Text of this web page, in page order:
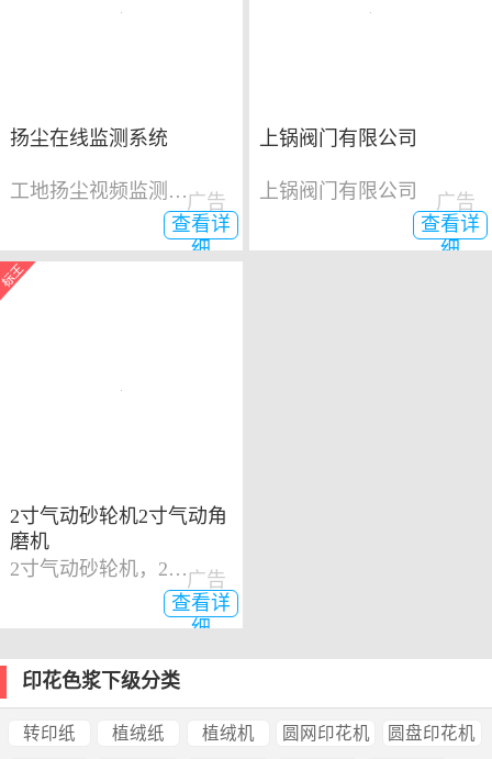
扬尘在线监测系统
工地扬尘视频监测系统
查看详
细
广告
上锅阀门有限公司
上锅阀门有限公司
查看详
细
广告
2寸气动砂轮机2寸气动角
磨机
2寸气动砂轮机，2寸气动角磨机
查看详
细
广告
印花色浆下级分类
转印纸 植绒纸 植绒机 圆网印花机 圆盘印花机